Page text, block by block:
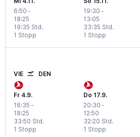
6:50 -
18:25
1 Stopp
19:35 Std.
19:30 -
13:05
1 Stopp
33:35 Std.
VIE DEN
Fr 4.9.
16:35 -
18:25
1 Stopp
33:50 Std.
Do 17.9.
20:30 -
12:50
1 Stopp
32:20 Std.